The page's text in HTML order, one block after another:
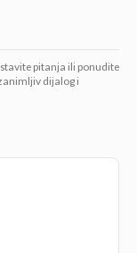
pitanja ili ponudite
dijalog i